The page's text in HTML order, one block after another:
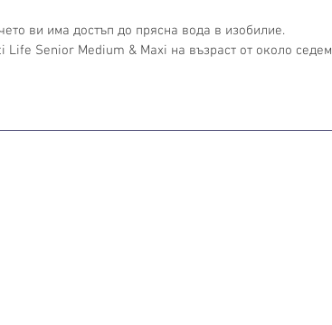
ви има достъп до прясна вода в изобилие.
Life Senior Medium & Maxi на възраст от около седем